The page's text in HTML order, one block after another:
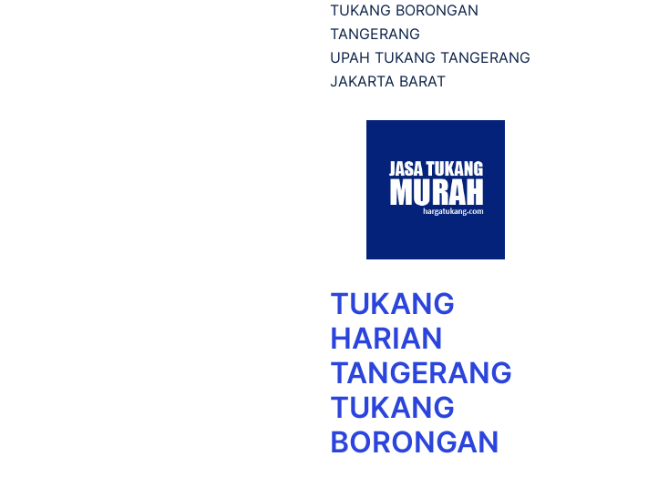
TUKANG BORONGAN
TANGERANG
UPAH TUKANG TANGERANG
JAKARTA BARAT
TUKANG
HARIAN
TANGERANG
TUKANG
BORONGAN